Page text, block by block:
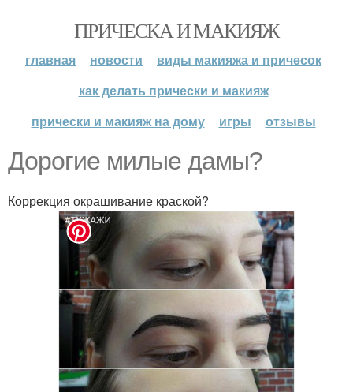
ПРИЧЕСКА И МАКИЯЖ
главная новости
виды макияжа и причесок
как делать прически и макияж
прически и макияж на дому
игры отзывы
Дорогие милые дамы?
Коррекция окрашивание краской?